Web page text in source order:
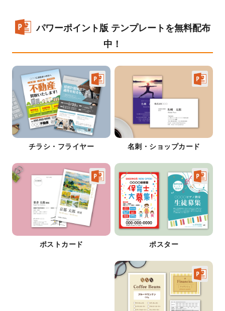
パワーポイント版 テンプレートを無料配布
中！
チラシ・フライヤー 名刺・ショップカード
ポストカード ポスター